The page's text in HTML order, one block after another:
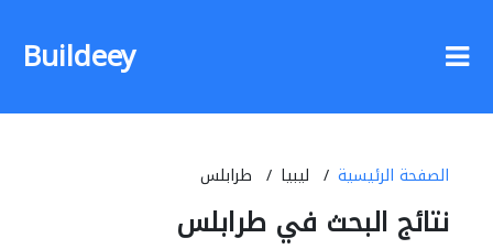
Buildeey
الصفحة الرئيسية ليبيا طرابلس
نتائج البحث في طرابلس